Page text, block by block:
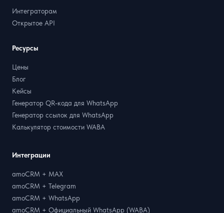
Интеграции
amoCRM + MAX
amoCRM + Telegram
amoCRM + WhatsApp
amoCRM + Официальный WhatsApp (WABA)
Интеграторам
Открытое API
Ресурсы
Цены
Блог
Кейсы
Генератор QR-кода для WhatsApp
Генератор ссылок для WhatsApp
Калькулятор стоимости WABA